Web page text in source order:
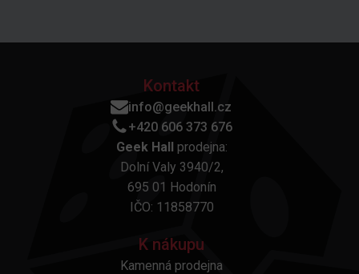
Kontakt
info@geekhall.cz
+420 606 373 676
Geek Hall prodejna:
Dolní Valy 3940/2,
695 01 Hodonín
IČO: 11858770
K nákupu
Kamenná prodejna